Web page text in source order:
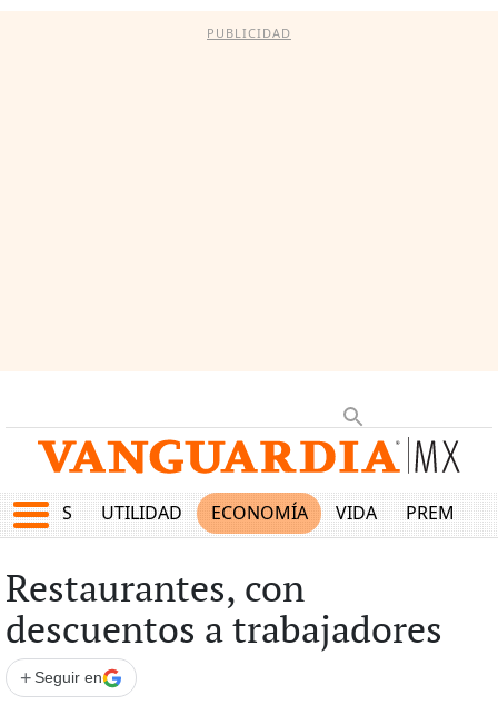
PUBLICIDAD
UTILIDAD ECONOMÍA VIDA PREMIUM
Restaurantes, con
descuentos a trabajadores
+ Seguir en